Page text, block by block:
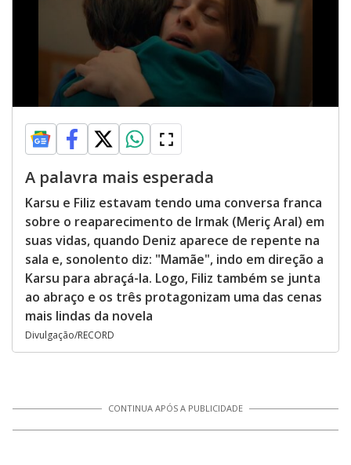
A palavra mais esperada
Karsu e Filiz estavam tendo uma conversa franca
sobre o reaparecimento de Irmak (Meriç Aral) em
suas vidas, quando Deniz aparece de repente na
sala e, sonolento diz: "Mamãe", indo em direção a
Karsu para abraçá-la. Logo, Filiz também se junta
ao abraço e os três protagonizam uma das cenas
mais lindas da novela
Divulgação/RECORD
CONTINUA APÓS A PUBLICIDADE